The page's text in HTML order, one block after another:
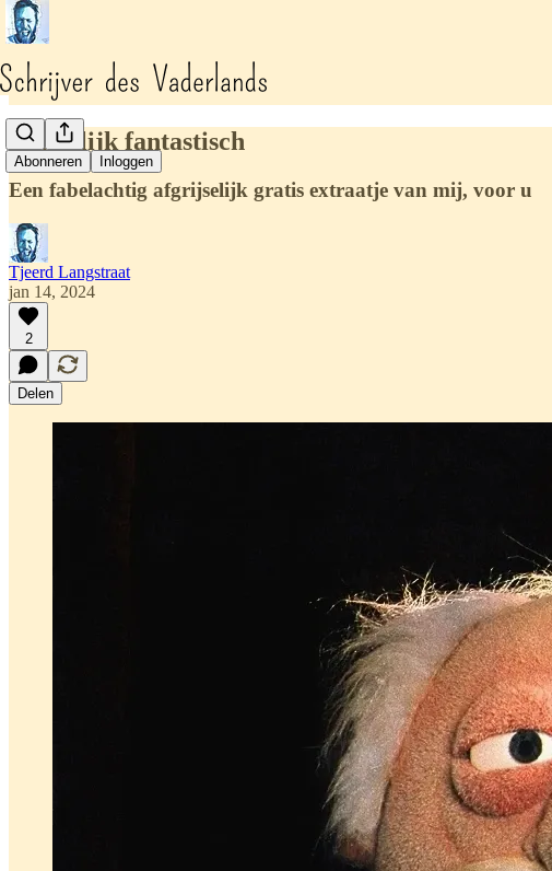
Abonneren Inloggen
Walgelijk fantastisch
Een fabelachtig afgrijselijk gratis extraatje van mij, voor u
Tjeerd Langstraat
jan 14, 2024
2
Delen